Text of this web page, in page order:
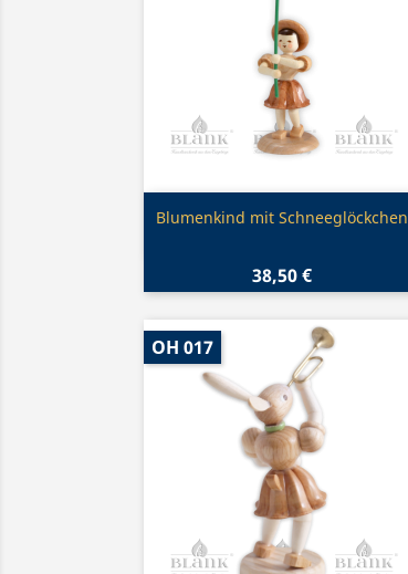
Vorschau
Blumenkind mit Schneeglöckchen
38,50 €
OH 017